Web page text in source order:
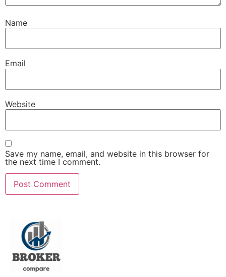
Name
Email
Website
Save my name, email, and website in this browser for
the next time I comment.